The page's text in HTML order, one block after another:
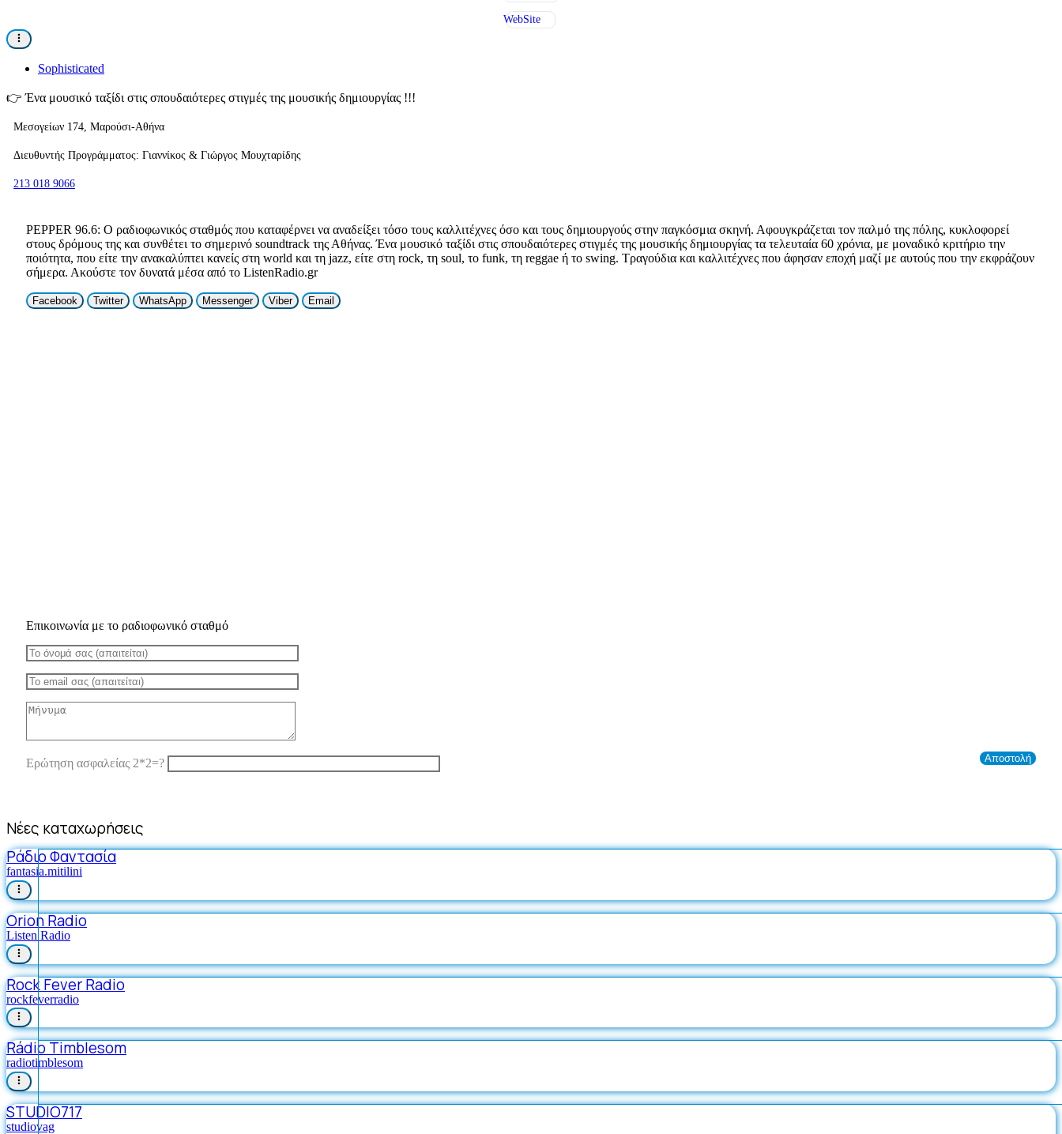
WebSite
Sophisticated
👉 Ένα μουσικό ταξίδι στις σπουδαιότερες στιγμές της μουσικής δημιουργίας !!!
Μεσογείων 174, Μαρούσι-Αθήνα
Διευθυντής Προγράμματος: Γιαννίκος & Γιώργος Μουχταρίδης
213 018 9066
PEPPER 96.6: Ο ραδιοφωνικός σταθμός που καταφέρνει να αναδείξει τόσο τους καλλιτέχνες όσο και τους δημιουργούς στην παγκόσμια σκηνή. Αφουγκράζεται τον παλμό της πόλης, κυκλοφορεί
στους δρόμους της και συνθέτει το σημερινό soundtrack της Αθήνας. Ένα μουσικό ταξίδι στις σπουδαιότερες στιγμές της μουσικής δημιουργίας τα τελευταία 60 χρόνια, με μοναδικό κριτήριο την
ποιότητα, που είτε την ανακαλύπτει κανείς στη world και τη jazz, είτε στη rock, τη soul, το funk, τη reggae ή το swing. Τραγούδια και καλλιτέχνες που άφησαν εποχή μαζί με αυτούς που την εκφράζουν
σήμερα. Ακούστε τον δυνατά μέσα από το ListenRadio.gr
Facebook Twitter WhatsApp Messenger Viber Email
Επικοινωνία με το ραδιοφωνικό σταθμό
Ερώτηση ασφαλείας 2*2=?
Νέες καταχωρήσεις
Ράδιο Φαντασία
fantasia.mitilini
Orion Radio
Listen Radio
Rock Fever Radio
rockfeverradio
Rádio Timblesom
radiotimblesom
STUDIO717
studiovag